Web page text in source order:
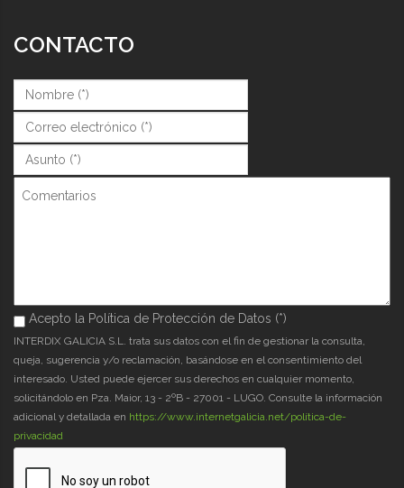
CONTACTO
Nombre (*)*
Correo (*)*
Asunto (*)*
Comentarios
Acepto la Política de Protección de Datos (*)
Acepto la Política de Protección de Datos (*)
INTERDIX GALICIA S.L. trata sus datos con el fin de gestionar la consulta,
queja, sugerencia y/o reclamación, basándose en el consentimiento del
interesado. Usted puede ejercer sus derechos en cualquier momento,
solicitándolo en Pza. Maior, 13 - 2ºB - 27001 - LUGO. Consulte la información
adicional y detallada en https://www.internetgalicia.net/política-de-
privacidad